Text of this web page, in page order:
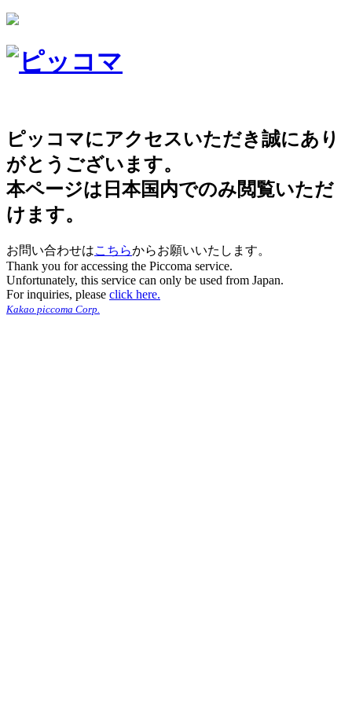
ピッコマにアクセスいただき誠にあり
がとうございます。
本ページは日本国内でのみ閲覧いただ
けます。
お問い合わせはこちらからお願いいたします。
Thank you for accessing the Piccoma service.
Unfortunately, this service can only be used from Japan.
For inquiries, please click here.
Kakao piccoma Corp.